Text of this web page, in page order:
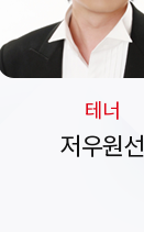
테너
저우원선